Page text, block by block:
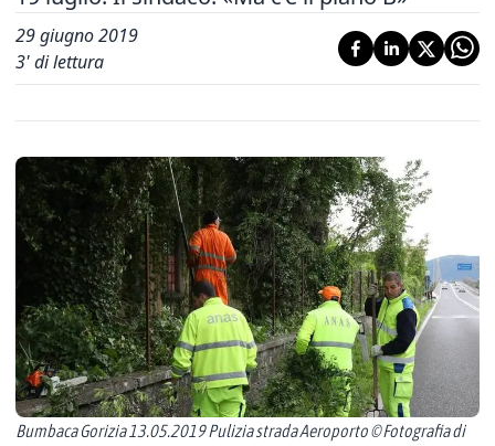
29 giugno 2019
3' di lettura
Bumbaca Gorizia 13.05.2019 Pulizia strada Aeroporto © Fotografia di